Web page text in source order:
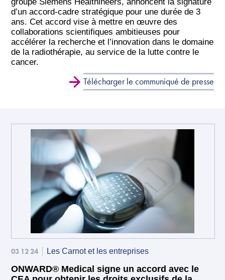
d’un accord-cadre stratégique pour une durée de 3
ans. Cet accord vise à mettre en œuvre des
collaborations scientifiques ambitieuses pour
accélérer la recherche et l’innovation dans le domaine
de la radiothérapie, au service de la lutte contre le
cancer.
Télécharger le communiqué de presse
03 12 24 Les Carnot et les entreprises
ONWARD® Medical signe un accord avec le